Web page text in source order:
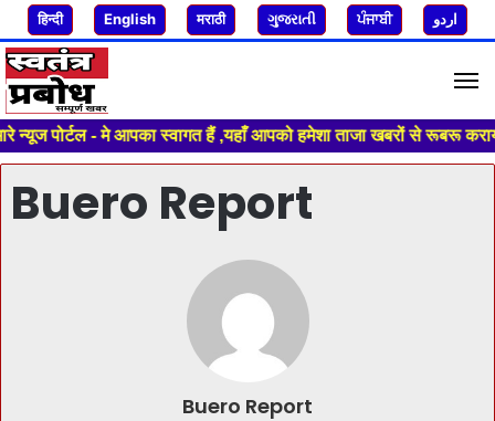
हिन्दी English मराठी ગુજરાતી ਪੰਜਾਬੀ اردو
- मे आपका स्वागत हैं ,यहाँ आपको हमेशा ताजा खबरों से रूबरू कराया
Buero Report
Buero Report